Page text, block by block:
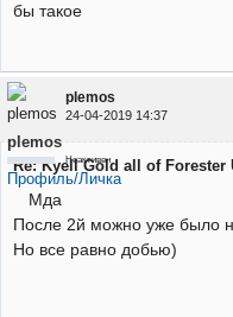
бы такое
plemos
24-04-2019 14:37
plemos
Неактивен
Профиль/Личка
Re: Kyell Gold all of Forester
Мда
После 2й можно уже было
Но все равно добью)